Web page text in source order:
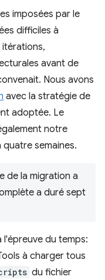
imposées par le
difficiles à
itérations,
avant de
Nous avons
avec la stratégie de
adoptée. Le
notre
semaines.
de la migration a
a duré sept
l'épreuve du temps:
à charger tous
du fichier